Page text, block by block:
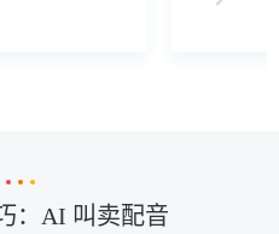
：AI 叫卖配音